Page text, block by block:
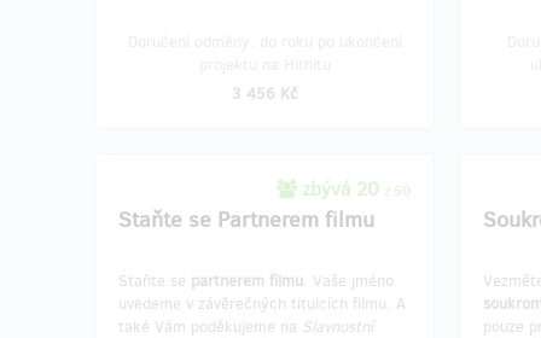
3 456 Kč
zbývá 20 z 50
Staňte se Partnerem filmu
Staňte se partnerem filmu. Vaše jméno
uvedeme v závěrečných titulcích filmu. A
také Vám poděkujeme na Slavnostní
pouze